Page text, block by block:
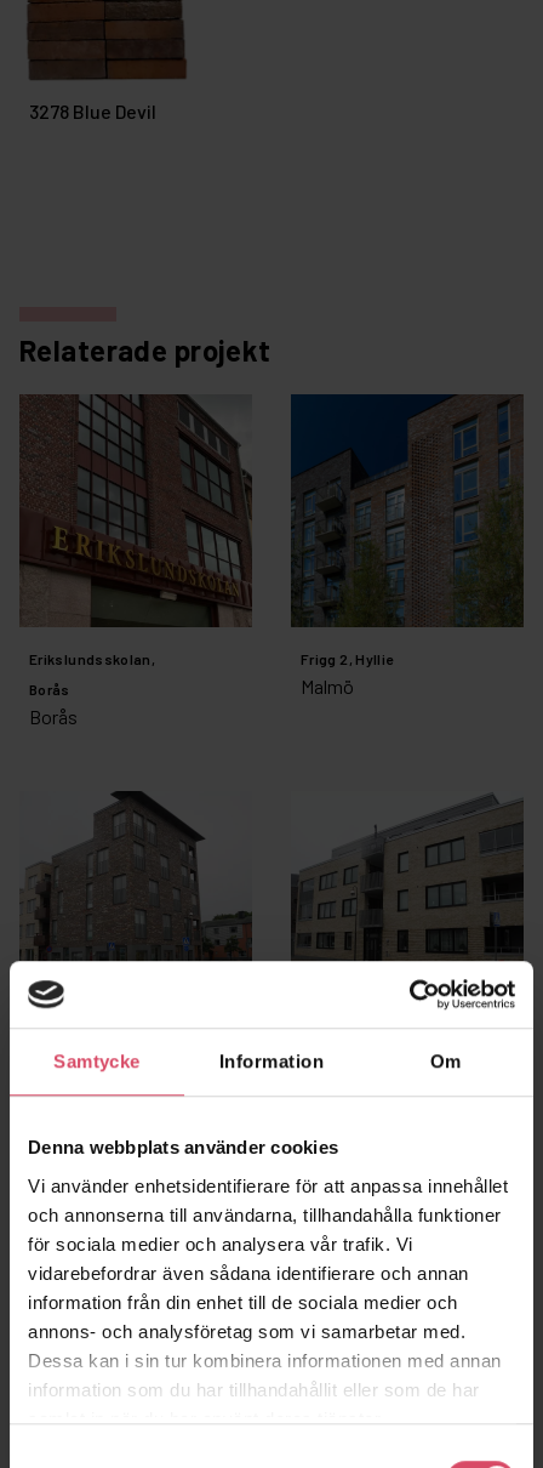
Samtycke Information Om
Denna webbplats använder cookies
Vi använder enhetsidentifierare för att anpassa innehållet
och annonserna till användarna, tillhandahålla funktioner
för sociala medier och analysera vår trafik. Vi
vidarebefordrar även sådana identifierare och annan
information från din enhet till de sociala medier och
annons- och analysföretag som vi samarbetar med.
Dessa kan i sin tur kombinera informationen med annan
information som du har tillhandahållit eller som de har
samlat in när du har använt deras tjänster.
3278 Blue Devil
Relaterade projekt
Erikslundsskolan,
Borås
Borås
Frigg 2, Hyllie
Malmö
Kv Balder Kv Oden
Brf Tomteberget Brf Pål Ibb